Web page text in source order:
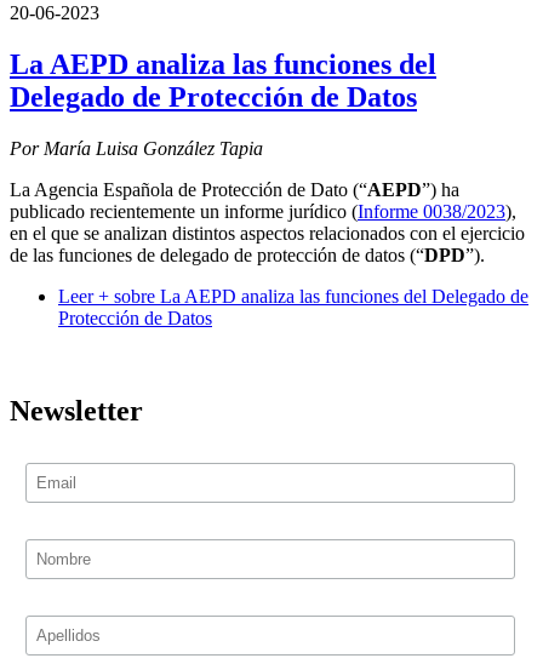
20-06-2023
La AEPD analiza las funciones del
Delegado de Protección de Datos
Por María Luisa González Tapia
La Agencia Española de Protección de Dato (“AEPD”) ha
publicado recientemente un informe jurídico (Informe 0038/2023),
en el que se analizan distintos aspectos relacionados con el ejercicio
de las funciones de delegado de protección de datos (“DPD”).
Leer + sobre La AEPD analiza las funciones del Delegado de
Protección de Datos
Newsletter